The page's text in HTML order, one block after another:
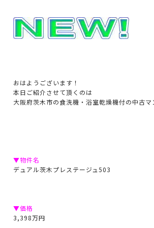
おはようございます！
本日ご紹介させて頂くのは
大阪府茨木市の食洗機・浴室乾燥機付の中古マ
▼物件名
デュアル茨木プレステージュ503
▼価格
3,398万円